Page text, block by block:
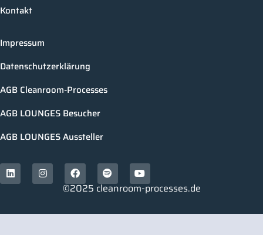
Kontakt
Impressum
Datenschutzerklärung
AGB Cleanroom-Processes
AGB LOUNGES Besucher
AGB LOUNGES Aussteller
©2025 cleanroom-processes.de